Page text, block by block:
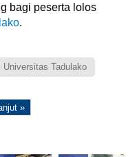
bagi peserta lolos
.
Universitas Tadulako
»